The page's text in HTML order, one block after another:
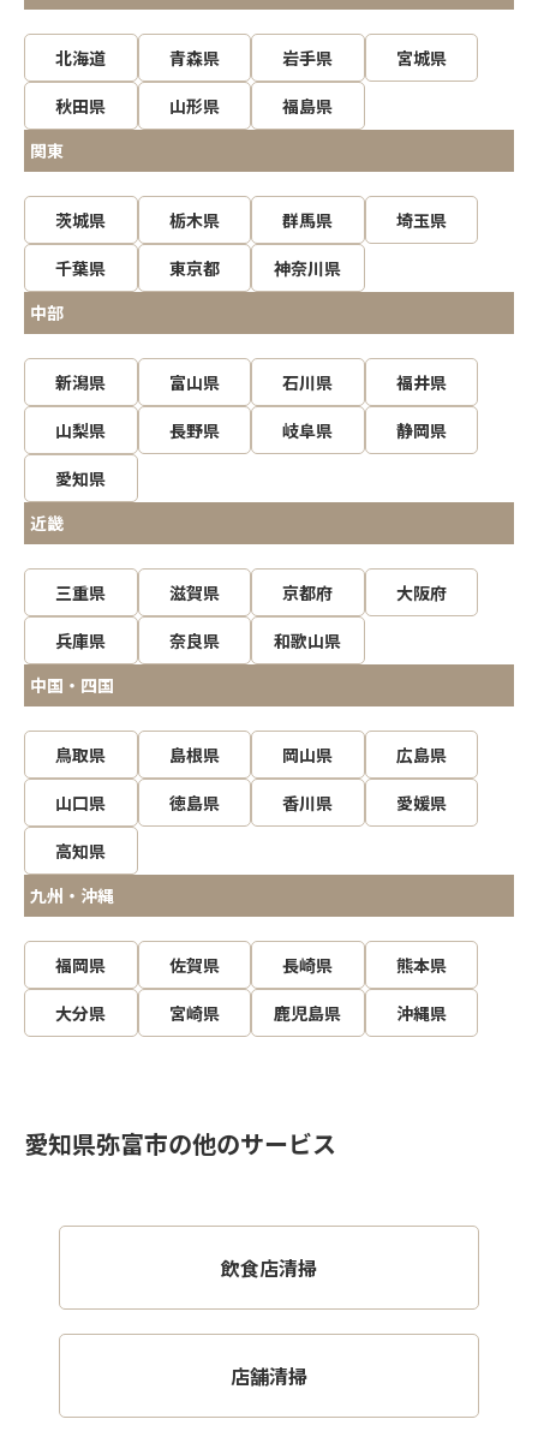
北海道 青森県 岩手県
宮城県
秋田県
山形県
福島県
関東
茨城県 栃木県 群馬県
埼玉県
千葉県
東京都
神奈川県
中部
新潟県 富山県 石川県
福井県
山梨県
長野県 岐阜県
静岡県
愛知県
近畿
三重県 滋賀県 京都府
大阪府
兵庫県
奈良県
和歌山県
中国・四国
鳥取県 島根県 岡山県
広島県
山口県
徳島県 香川県
愛媛県
高知県
九州・沖縄
福岡県 佐賀県 長崎県
熊本県
大分県
宮崎県 鹿児島県 沖縄県
愛知県弥富市の他のサービス
飲食店清掃
店舗清掃